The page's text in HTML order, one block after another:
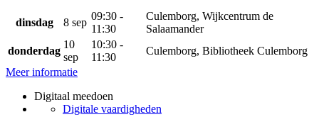
dinsdag 8 sep
09:30 -
11:30
Culemborg, Wijkcentrum de
Salaamander
donderdag
10
sep
10:30 -
11:30
Culemborg, Bibliotheek Culemborg
Meer informatie
Digitaal meedoen
Digitale vaardigheden